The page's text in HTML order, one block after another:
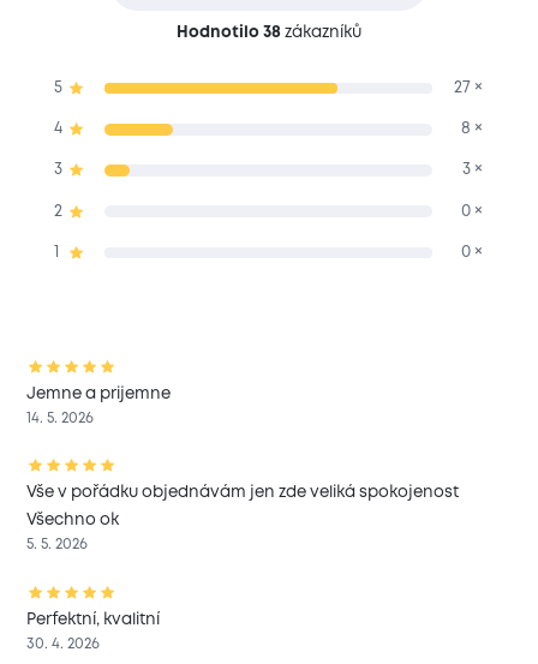
Hodnotilo 38 zákazníků
5 27 ×
4 8 ×
3 3 ×
2 0 ×
0 ×
Jemne a prijemne
14. 5. 2026
Vše v pořádku objednávám jen zde veliká spokojenost
Všechno ok
5. 5. 2026
Perfektní, kvalitní
30. 4. 2026